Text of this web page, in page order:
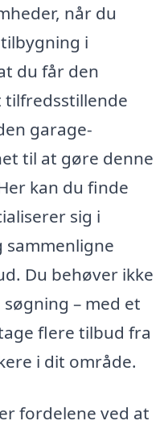
når du
i
du får den
tilfredsstillende
garage-
til at gøre denne
kan du finde
sig i
Du behøver ikke
– med et
flere tilbud fra
i dit område.
fordelene ved at